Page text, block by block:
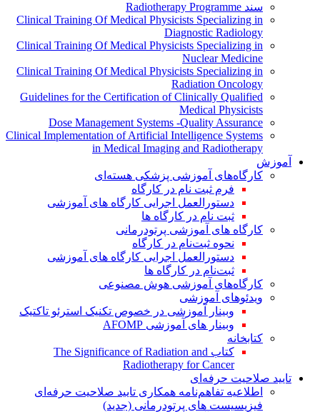
سند Radiotherapy Programme
Clinical Training Of Medical Physicists Specializing in
Diagnostic Radiology
Clinical Training Of Medical Physicists Specializing in
Nuclear Medicine
Clinical Training Of Medical Physicists Specializing in
Radiation Oncology
Guidelines for the Certification of Clinically Qualified
Medical Physicists
Dose Management Systems -Quality Assurance
Clinical Implementation of Artificial Intelligence Systems
in Medical Imaging and Radiotherapy
آموزش
کارگاه‌های آموزشی پزشکی هسته‌ای
فرم ثبت نام در کارگاه
دستورالعمل اجرایی کارگاه های آموزشی
ثبت نام در کارگاه ها
کارگاه های آموزشی پرتودرمانی
نحوه ثبت‌نام در کارگاه
دستورالعمل اجرایی کارگاه های آموزشی
ثبت‌نام در کارگاه ها
کارگاه‌های آموزشی هوش مصنوعی
ویدئوهای آموزشی
وبینار آموزشی در خصوص تکنیک استرئو تاکتیک
وبینار های آموزشی AFOMP
کتابخانه
کتاب The Significance of Radiation and
Radiotherapy for Cancer
تایید صلاحیت حرفه‌ای
اطلاعیه تفاهم‌نامه همکاری تایید صلاحیت حرفه‌ای
فیزیسیست های پرتودرمانی (جدید)